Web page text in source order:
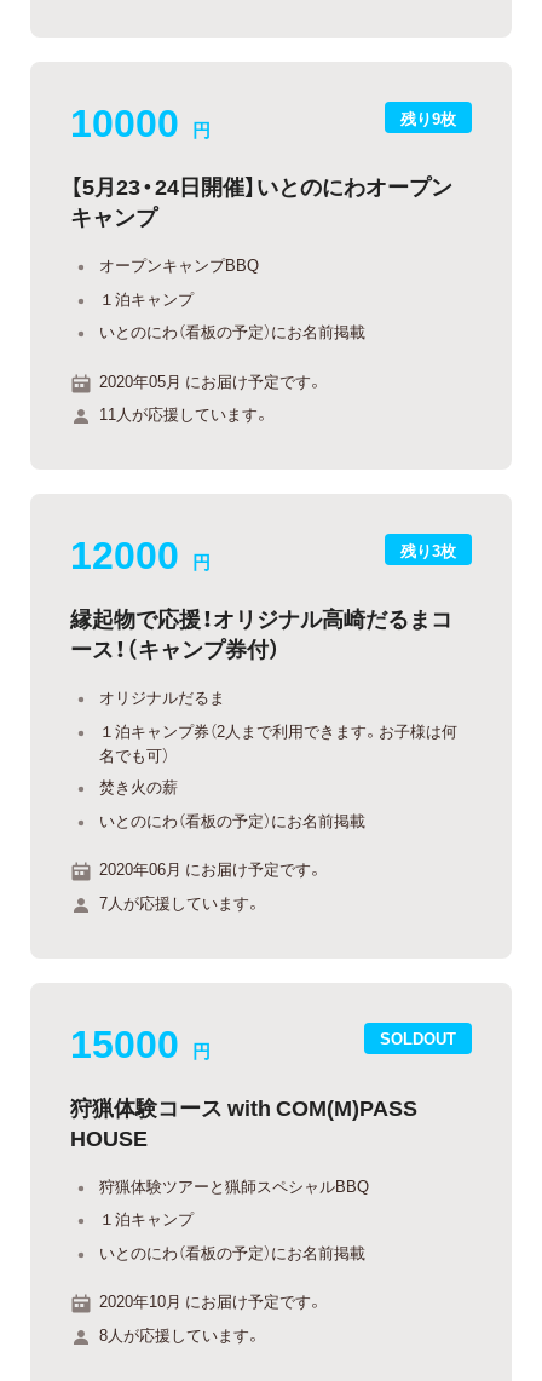
残り9枚
10000 円
【5月23・24日開催】いとのにわオープン
キャンプ
オープンキャンプBBQ
１泊キャンプ
いとのにわ（看板の予定）にお名前掲載
2020年05月 にお届け予定です。
11人が応援しています。
残り3枚
12000 円
縁起物で応援！オリジナル高崎だるまコ
ース！（キャンプ券付）
オリジナルだるま
１泊キャンプ券（2人まで利用できます。お子様は何
名でも可）
焚き火の薪
いとのにわ（看板の予定）にお名前掲載
2020年06月 にお届け予定です。
7人が応援しています。
SOLDOUT
15000 円
狩猟体験コース with COM(M)PASS
HOUSE
狩猟体験ツアーと猟師スペシャルBBQ
１泊キャンプ
いとのにわ（看板の予定）にお名前掲載
2020年10月 にお届け予定です。
8人が応援しています。